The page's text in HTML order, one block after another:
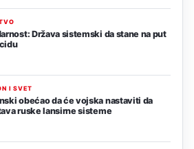
Država sistemski da stane na put
I SVET
obećao da će vojska nastaviti da
ruske lansirne sisteme